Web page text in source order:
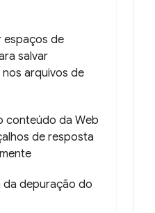
espaços de
salvar
arquivos de
conteúdo da Web
de resposta
da depuração do